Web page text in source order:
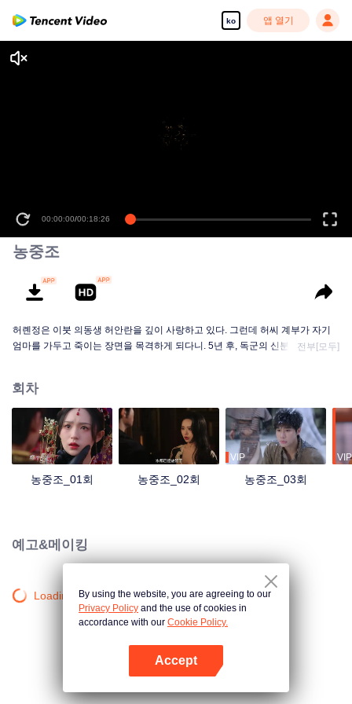
ko 앱 열기
00:00:00/00:18:26
농중조
허롄정은 이붓 의동생 허안란을 깊이 사랑하고 있다. 그런데 허씨 계부가 자기
엄마를 가두고 죽이는 장면을 목격하게 되다니. 5년 후, 독군의 신분으로 회귀한
하나 부러졌다. 다시 만난 후, 깊은 사랑보다 뻐저린 원한이 먼저 나섰는데...
전부[모두]
회차
농중조_01회 농중조_02회
VIP
농중조_03회
VIP
예고&메이킹
Loading…By using the website, you are agreeing to our
Privacy Policy and the use of cookies in
accordance with our Cookie Policy.
Accept